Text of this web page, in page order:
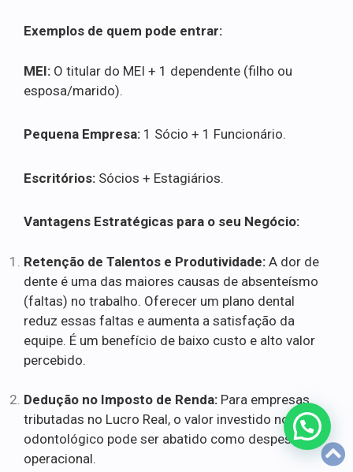
Exemplos de quem pode entrar:
MEI: O titular do MEI + 1 dependente (filho ou
esposa/marido).
Pequena Empresa: 1 Sócio + 1 Funcionário.
Escritórios: Sócios + Estagiários.
Vantagens Estratégicas para o seu Negócio:
Retenção de Talentos e Produtividade: A dor de
dente é uma das maiores causas de absenteísmo
(faltas) no trabalho. Oferecer um plano dental
reduz essas faltas e aumenta a satisfação da
equipe. É um benefício de baixo custo e alto valor
percebido.
Dedução no Imposto de Renda: Para empresas
tributadas no Lucro Real, o valor investido no plano
odontológico pode ser abatido como despesa
operacional.